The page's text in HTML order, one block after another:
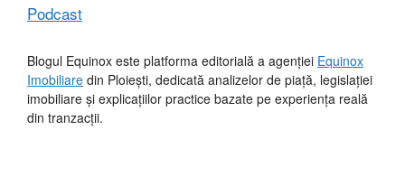
Podcast
Blogul Equinox este platforma editorială a agenției Equinox
Imobiliare din Ploiești, dedicată analizelor de piață, legislației
imobiliare și explicațiilor practice bazate pe experiența reală
din tranzacții.